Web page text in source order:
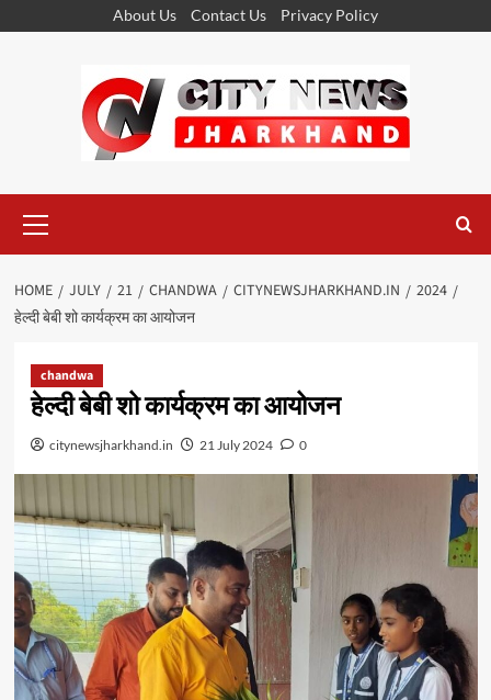
About Us Contact Us Privacy Policy
Menu
HOME JULY 21 CHANDWA CITYNEWSJHARKHAND.IN
2024
हेल्दी बेबी शो कार्यक्रम का आयोजन
chandwa
हेल्दी बेबी शो कार्यक्रम का आयोजन
citynewsjharkhand.in 21 July 2024 0